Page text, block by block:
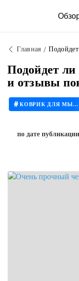
Главная
Подойдет
и отзывы
# КОВРИК ДЛЯ МЫШИ
по дате публикации